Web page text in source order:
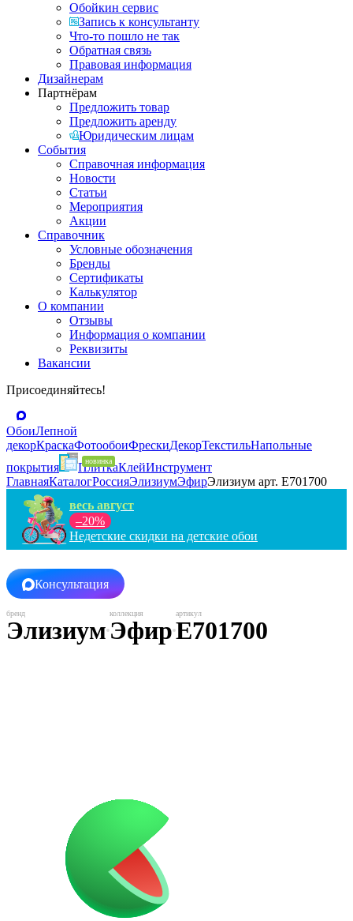
Обойкин сервис
Запись к консультанту
Что-то пошло не так
Обратная связь
Правовая информация
Дизайнерам
Партнёрам
Предложить товар
Предложить аренду
Юридическим лицам
События
Справочная информация
Новости
Статьи
Мероприятия
Акции
Справочник
Условные обозначения
Бренды
Сертификаты
Калькулятор
О компании
Отзывы
Информация о компании
Реквизиты
Вакансии
Присоединяйтесь!
ОбоиЛепной
декорКраскаФотообоиФрескиДекорТекстильНапольные
покрытия
ПлиткаКлейИнструмент
ГлавнаяКаталогРоссияЭлизиумЭфирЭлизиум арт. Е701700
весь август
–20%
Недетские скидки на детские обои
Консультация
ЭлизиумЭфирЕ701700